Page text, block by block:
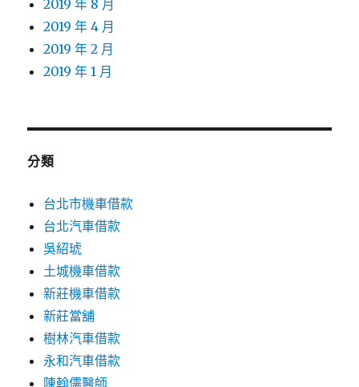
2019 年 8 月
2019 年 4 月
2019 年 2 月
2019 年 1 月
分類
台北市機車借款
台北汽車借款
吳紹琥
土城機車借款
新莊機車借款
新莊當舖
樹林汽車借款
永和汽車借款
陳翰儒醫師